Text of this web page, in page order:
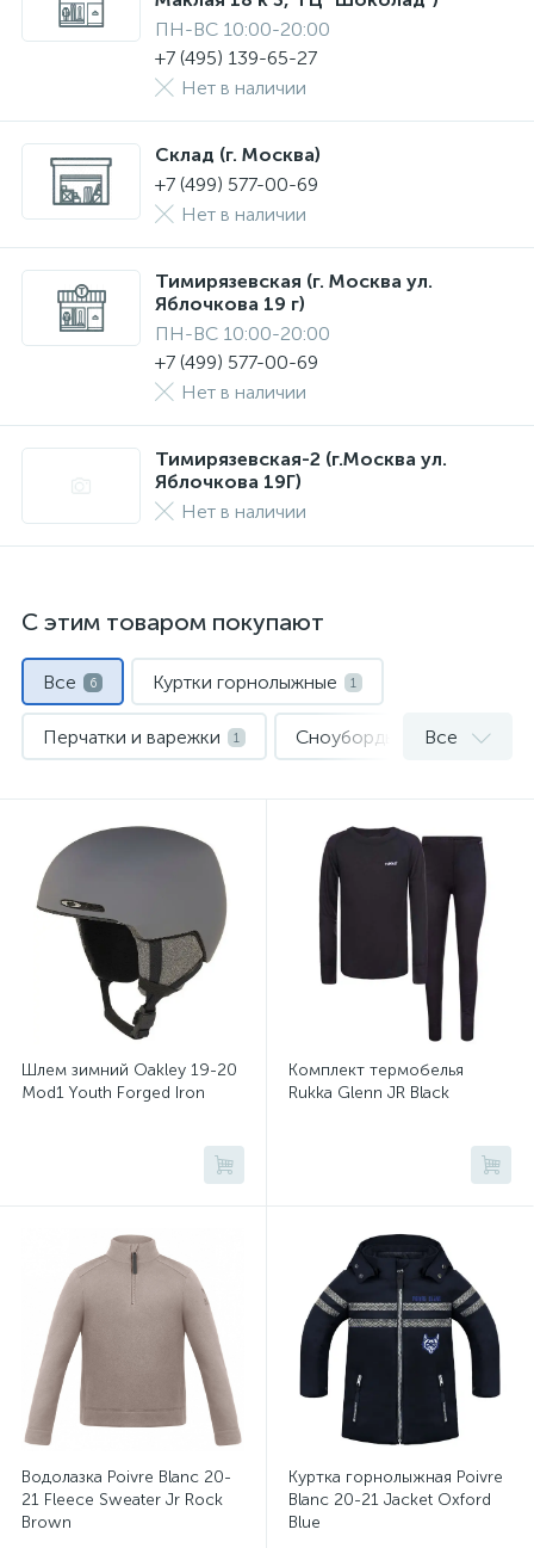
ПН-ВС 10:00-20:00
+7 (495) 139-65-27
Нет в наличии
Склад (г. Москва)
+7 (499) 577-00-69
Нет в наличии
Тимирязевская (г. Москва ул.
Яблочкова 19 г)
ПН-ВС 10:00-20:00
+7 (499) 577-00-69
Нет в наличии
Тимирязевская-2 (г.Москва ул.
Яблочкова 19Г)
Нет в наличии
С этим товаром покупают
Все 6 Куртки горнолыжные 1
Перчатки и варежки 1 Сноуборды
Шлемы
Все
Шлем зимний Oakley 19-20
Mod1 Youth Forged Iron
Комплект термобелья
Rukka Glenn JR Black
Водолазка Poivre Blanc 20-
21 Fleece Sweater Jr Rock
Brown
Куртка горнолыжная Poivre
Blanc 20-21 Jacket Oxford
Blue